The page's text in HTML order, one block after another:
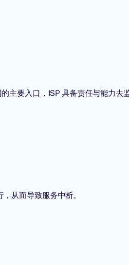
主要入口，ISP 具备责任与能力去
从而导致服务中断。